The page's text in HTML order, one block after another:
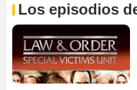
Los episodios